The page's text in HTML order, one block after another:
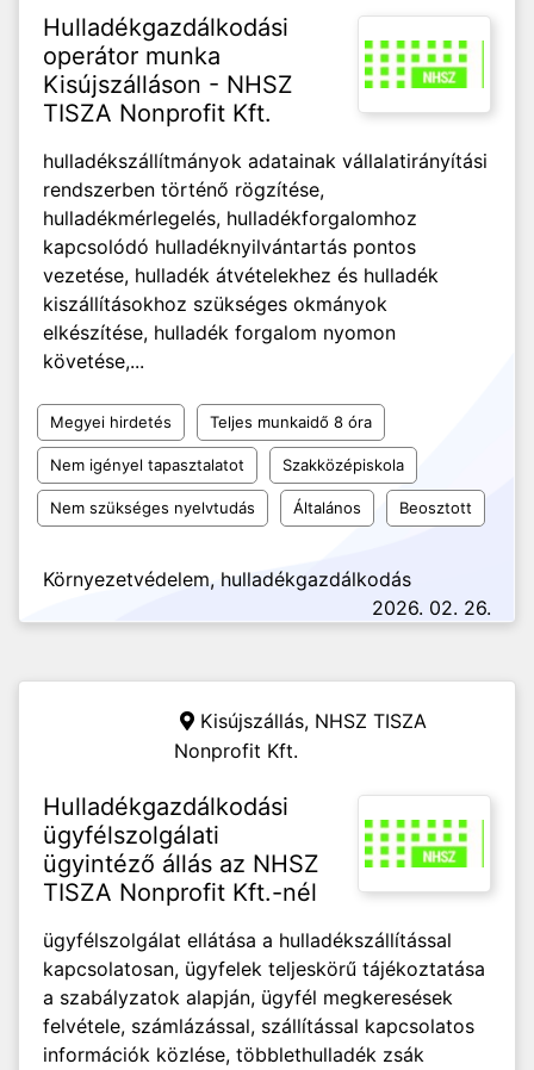
Hulladékgazdálkodási
operátor munka
Kisújszálláson - NHSZ
TISZA Nonprofit Kft.
hulladékszállítmányok adatainak vállalatirányítási
rendszerben történő rögzítése,
hulladékmérlegelés, hulladékforgalomhoz
kapcsolódó hulladéknyilvántartás pontos
vezetése, hulladék átvételekhez és hulladék
kiszállításokhoz szükséges okmányok
elkészítése, hulladék forgalom nyomon
követése,...
Megyei hirdetés Teljes munkaidő 8 óra
Nem igényel tapasztalatot Szakközépiskola
Nem szükséges nyelvtudás Általános Beosztott
Környezetvédelem, hulladékgazdálkodás
2026. 02. 26.
Kisújszállás, NHSZ TISZA
Nonprofit Kft.
Hulladékgazdálkodási
ügyfélszolgálati
ügyintéző állás az NHSZ
TISZA Nonprofit Kft.-nél
ügyfélszolgálat ellátása a hulladékszállítással
kapcsolatosan, ügyfelek teljeskörű tájékoztatása
a szabályzatok alapján, ügyfél megkeresések
felvétele, számlázással, szállítással kapcsolatos
információk közlése, többlethulladék zsák